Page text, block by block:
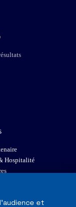
Hospitalité
et